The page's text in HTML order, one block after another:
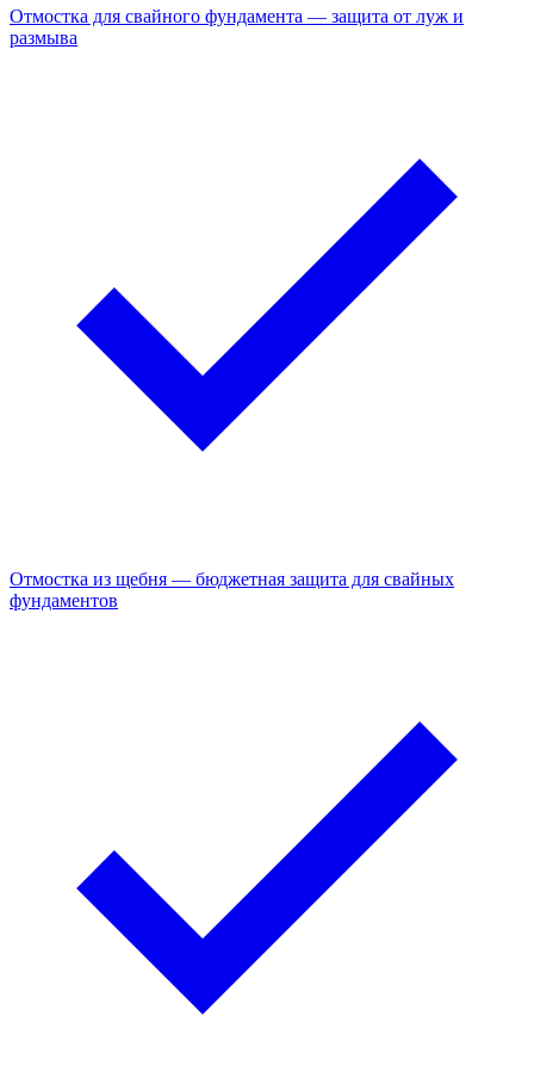
Отмостка для свайного фундамента — защита от луж и
размыва
Отмостка из щебня — бюджетная защита для свайных
фундаментов